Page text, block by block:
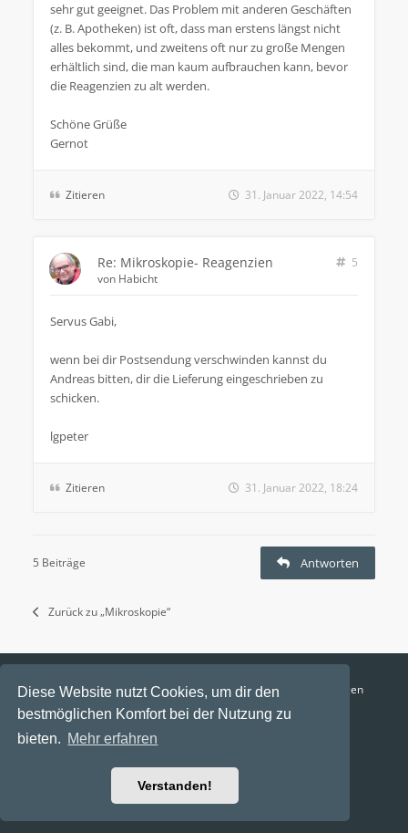
Diese Website nutzt Cookies, um dir den
bestmöglichen Komfort bei der Nutzung zu
bieten. Mehr erfahren
Verstanden!
sehr gut geeignet. Das Problem mit anderen Geschäften
(z. B. Apotheken) ist oft, dass man erstens längst nicht
alles bekommt, und zweitens oft nur zu große Mengen
erhältlich sind, die man kaum aufbrauchen kann, bevor
die Reagenzien zu alt werden.
Schöne Grüße
Gernot
Zitieren 31. Januar 2022, 14:54
Re: Mikroskopie- Reagenzien
5
von Habicht
Servus Gabi,
wenn bei dir Postsendung verschwinden kannst du
Andreas bitten, dir die Lieferung eingeschrieben zu
schicken.
lgpeter
Zitieren 31. Januar 2022, 18:24
5 Beiträge Antworten
Zurück zu „Mikroskopie“
Funga Austria FAQ Datenschutz
Nutzungsbedingungen
Alle Zeiten sind UTC+02:00
Aktuelle Zeit: 6. August 2026, 23:13
Powered byphpBB® Forum Software © phpBB Limited
Ravaio Theme by